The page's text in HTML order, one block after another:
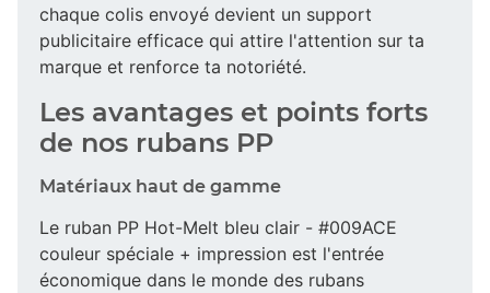
chaque colis envoyé devient un support
publicitaire efficace qui attire l'attention sur ta
marque et renforce ta notoriété.
Les avantages et points forts
de nos rubans PP
Matériaux haut de gamme
Le ruban PP Hot-Melt bleu clair - #009ACE
couleur spéciale + impression est l'entrée
économique dans le monde des rubans